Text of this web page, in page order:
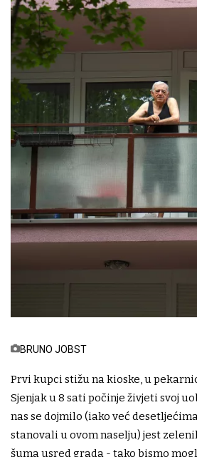
BRUNO JOBST
Prvi kupci stižu na kioske, u
Sjenjak u 8 sati počinje živjeti svoj
nas se dojmilo (iako već
stanovali u ovom naselju) jest
šuma usred grada - tako bismo